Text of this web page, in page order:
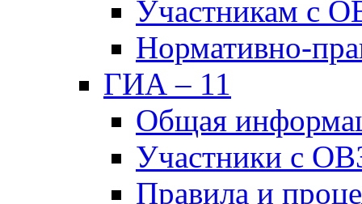
Участникам с
Нормативно-
ГИА – 11
Общая
Участники с
Правила и